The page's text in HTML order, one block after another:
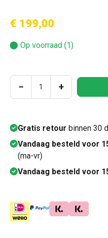
€ 199,00
Op voorraad (1)
− +
Gratis retour binnen 30
Vandaag besteld voor
(ma-vr)
Vandaag besteld voor